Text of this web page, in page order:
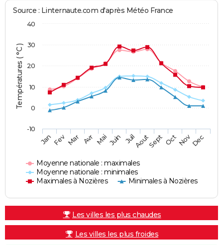
Températures ( °C )
Source : Linternaute.com d'après Météo France
Moyenne nationale : maximales
Moyenne nationale : minimales
Maximales à Nozières
Minimales à Nozières
JanFev Mar Avr MaiJuin JuilAoutSept OctNovDec
-10
0
10
20
30
40
Les villes les plus chaudes
Les villes les plus froides